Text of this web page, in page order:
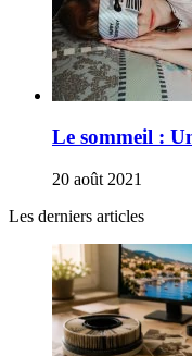
Le sommeil :
20 août 2021
Les derniers articles